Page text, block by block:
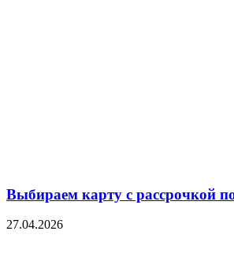
Выбираем карту с рассрочкой
27.04.2026